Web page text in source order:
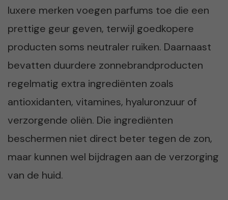
luxere merken voegen parfums toe die een
prettige geur geven, terwijl goedkopere
producten soms neutraler ruiken. Daarnaast
bevatten duurdere zonnebrandproducten
regelmatig extra ingrediënten zoals
antioxidanten, vitamines, hyaluronzuur of
verzorgende oliën. Die ingrediënten
beschermen niet direct beter tegen de zon,
maar kunnen wel bijdragen aan de verzorging
van de huid.